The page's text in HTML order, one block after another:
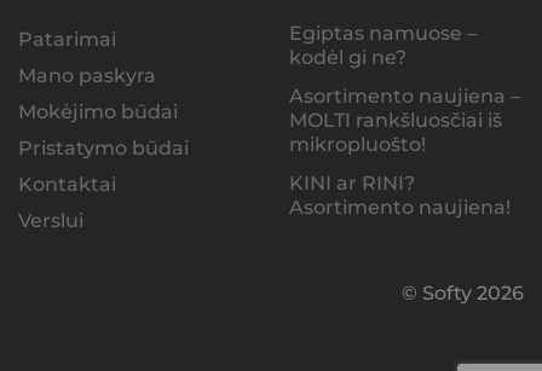
Patarimai
Mano paskyra
Mokėjimo būdai
Pristatymo būdai
Kontaktai
Verslui
Egiptas namuose –
kodėl gi ne?
Asortimento naujiena –
MOLTI rankšluosčiai iš
mikropluošto!
KINI ar RINI?
Asortimento naujiena!
© Softy 2026